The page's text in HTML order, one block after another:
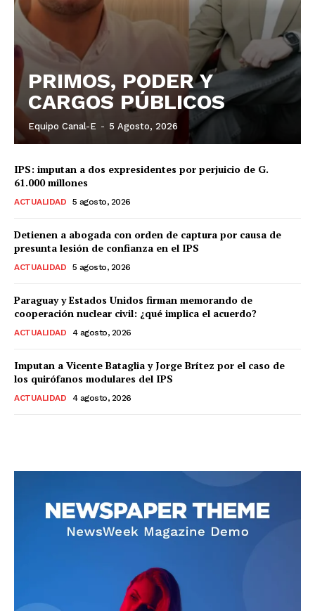
PRIMOS, PODER Y
CARGOS PÚBLICOS
Equipo Canal-E - 5 Agosto, 2026
IPS: imputan a dos expresidentes por perjuicio de G.
61.000 millones
ACTUALIDAD 5 agosto, 2026
Detienen a abogada con orden de captura por causa de
presunta lesión de confianza en el IPS
ACTUALIDAD 5 agosto, 2026
Paraguay y Estados Unidos firman memorando de
cooperación nuclear civil: ¿qué implica el acuerdo?
ACTUALIDAD 4 agosto, 2026
Imputan a Vicente Bataglia y Jorge Brítez por el caso de
los quirófanos modulares del IPS
ACTUALIDAD 4 agosto, 2026